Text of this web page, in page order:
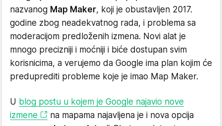
nazvanog Map Maker, koji je obustavljen 2017.
godine zbog neadekvatnog rada, i problema sa
moderacijom predloženih izmena. Novi alat je
mnogo precizniji i moćniji i biće dostupan svim
korisnicima, a verujemo da Google ima plan kojim će
preduprediti probleme koje je imao Map Maker.
U blog postu u kojem je Google najavio nove
izmene
na mapama najavljena je i nova opcija